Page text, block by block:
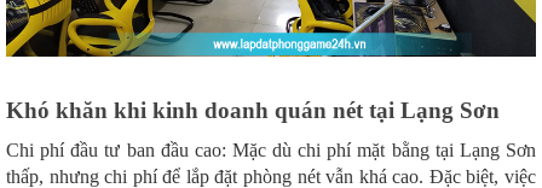
Khó khăn khi kinh doanh quán nét tại Lạng Sơn
Chi phí đầu tư ban đầu cao: Mặc dù chi phí mặt bằng tại Lạng Sơn
thấp, nhưng chi phí để lắp đặt phòng nét vẫn khá cao. Đặc biệt, việc